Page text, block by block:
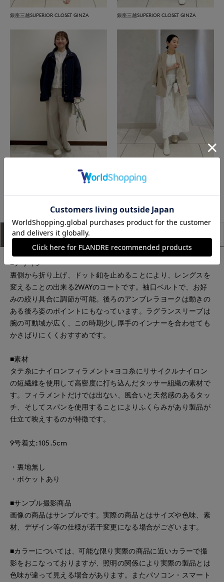
銀座三越SUPERIOR CLOSET GINZA 銀座三越SUPERIOR CLOSET GINZA
アイテム説明
■デザイン
裏側から折り上げ、ドット釦を止めることにより、レングスを
変えることの出来る2WAYのコートです。袖口ベルトで、お好
みの絞り具合に調節が可能。後ろのアンブレラヨークは動きの
ある後ろ姿のポイントにもなっています。ラグランスリーブは
腕の可動域が広く、この時期少し厚手のインナーを合わせても
かさばりにくくおすすめです。
■素材
タテ糸にナイロンフィラメント×ヨコ糸にリサイクルナイロン
の短繊維を使用して高密度に打ち込んだタッサー組織の素材で
す。フィラメントだけでは出ない、風合いと天然感のあるタッ
チ、そしてスパンを使用することによりふくらみがあり製品が
仕立て映えするのが特徴です。
9号着丈:105.5cm
・裏地無し
・ポケットあり
■サンプル撮影商品
画像の商品はサンプルです。実際の商品とはサイズや色味、素
材、デザイン等の仕様が若干変更になる場合がございます。
■カラーについては、可能な限り実際の商品に近いカラーで撮
影をおこなっておりますが、照明の関係により実際の製品とは
色味が違って見える場合があります。またパソコン・スマート